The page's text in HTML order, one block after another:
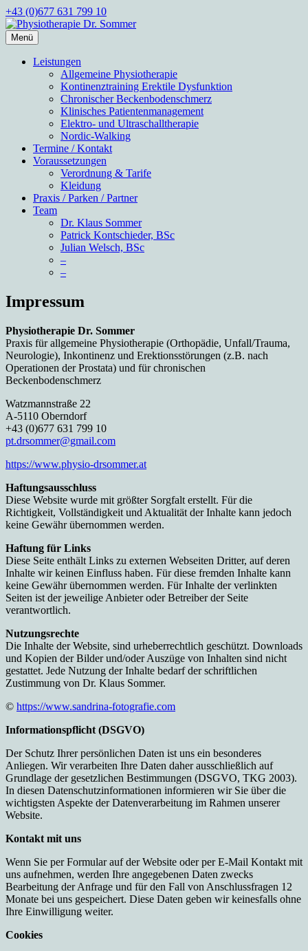
Zum
Inhalt
springen
+43 (0)677 631 799 10
Physiotherapie Dr. Sommer
Praxis für allgemeine Physiotherapie, Inkontinenz und
Erektionsstörungen nach Operationen der Prostata und für
chronischen Beckenbodenschmerz
Menü
Leistungen
Allgemeine Physiotherapie
Kontinenztraining Erektile Dysfunktion
Chronischer Beckenbodenschmerz
Klinisches Patientenmanagement
Elektro- und Ultraschalltherapie
Nordic-Walking
Termine / Kontakt
Voraussetzungen
Verordnung & Tarife
Kleidung
Praxis / Parken / Partner
Team
Dr. Klaus Sommer
Patrick Kontschieder, BSc
Julian Welsch, BSc
–
–
Impressum
Physiotherapie Dr. Sommer
Praxis für allgemeine Physiotherapie (Orthopädie, Unfall/Trauma,
Neurologie), Inkontinenz und Erektionsstörungen (z.B. nach
Operationen der Prostata) und für chronischen
Beckenbodenschmerz
Watzmannstraße 22
A-5110 Oberndorf
+43 (0)677 631 799 10
pt.drsommer@gmail.com
https://www.physio-drsommer.at
Haftungsausschluss
Diese Website wurde mit größter Sorgfalt erstellt. Für die
Richtigkeit, Vollständigkeit und Aktualität der Inhalte kann jedoch
keine Gewähr übernommen werden.
Haftung für Links
Diese Seite enthält Links zu externen Webseiten Dritter, auf deren
Inhalte wir keinen Einfluss haben. Für diese fremden Inhalte kann
keine Gewähr übernommen werden. Für Inhalte der verlinkten
Seiten ist der jeweilige Anbieter oder Betreiber der Seite
verantwortlich.
Nutzungsrechte
Die Inhalte der Website, sind urheberrechtlich geschützt. Downloads
und Kopien der Bilder und/oder Auszüge von Inhalten sind nicht
gestattet. Jede Nutzung der Inhalte bedarf der schriftlichen
Zustimmung von Dr. Klaus Sommer.
© https://www.sandrina-fotografie.com
Informationspflicht (DSGVO)
Der Schutz Ihrer persönlichen Daten ist uns ein besonderes
Anliegen. Wir verarbeiten Ihre Daten daher ausschließlich auf
Grundlage der gesetzlichen Bestimmungen (DSGVO, TKG 2003).
In diesen Datenschutzinformationen informieren wir Sie über die
wichtigsten Aspekte der Datenverarbeitung im Rahmen unserer
Website.
Kontakt mit uns
Wenn Sie per Formular auf der Website oder per E-Mail Kontakt mit
uns aufnehmen, werden Ihre angegebenen Daten zwecks
Bearbeitung der Anfrage und für den Fall von Anschlussfragen 12
Monate bei uns gespeichert. Diese Daten geben wir keinesfalls ohne
Ihre Einwilligung weiter.
Cookies